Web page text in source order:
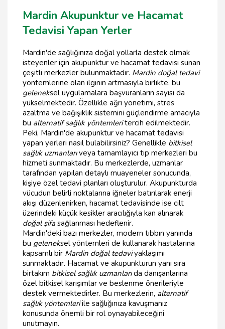
Mardin Akupunktur ve Hacamat
Tedavisi Yapan Yerler
Mardin'de sağlığınıza doğal yollarla destek olmak
isteyenler için akupunktur ve hacamat tedavisi sunan
çeşitli merkezler bulunmaktadır. Mardin doğal tedavi
yöntemlerine olan ilginin artmasıyla birlikte, bu
geleneksel uygulamalara başvuranların sayısı da
yükselmektedir. Özellikle ağrı yönetimi, stres
azaltma ve bağışıklık sistemini güçlendirme amacıyla
bu alternatif sağlık yöntemleritercih edilmektedir.
Peki, Mardin'de akupunktur ve hacamat tedavisi
yapan yerleri nasıl bulabilirsiniz? Genellikle bitkisel
sağlık uzmanlarıveya tamamlayıcı tıp merkezleri bu
hizmeti sunmaktadır. Bu merkezlerde, uzmanlar
tarafından yapılan detaylı muayeneler sonucunda,
kişiye özel tedavi planları oluşturulur. Akupunkturda
vücudun belirli noktalarına iğneler batırılarak enerji
akışı düzenlenirken, hacamat tedavisinde ise cilt
üzerindeki küçük kesikler aracılığıyla kan alınarak
doğal şifasağlanması hedeflenir.
Mardin'deki bazı merkezler, modern tıbbın yanında
bu geleneksel yöntemleri de kullanarak hastalarına
kapsamlı bir Mardin doğal tedaviyaklaşımı
sunmaktadır. Hacamat ve akupunkturun yanı sıra
birtakım bitkisel sağlık uzmanlarıda danışanlarına
özel bitkisel karışımlar ve beslenme önerileriyle
destek vermektedirler. Bu merkezlerin, alternatif
sağlık yöntemleriile sağlığınıza kavuşmanız
konusunda önemli bir rol oynayabileceğini
unutmayın.